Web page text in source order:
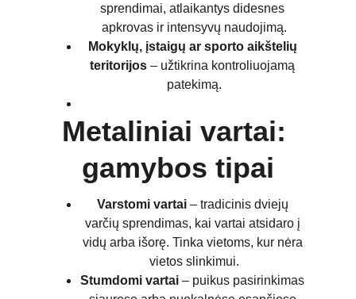
sprendimai, atlaikantys didesnes
apkrovas ir intensyvų naudojimą.
Mokyklų, įstaigų ar sporto aikštelių
teritorijos – užtikrina kontroliuojamą
patekimą.
Metaliniai vartai:
gamybos tipai
Varstomi vartai – tradicinis dviejų
varčių sprendimas, kai vartai atsidaro į
vidų arba išorę. Tinka vietoms, kur nėra
vietos slinkimui.
Stumdomi vartai – puikus pasirinkimas